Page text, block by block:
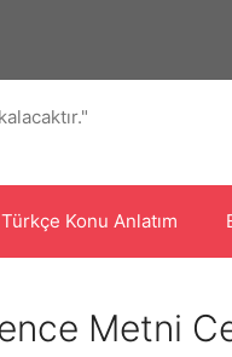
Konu Anlatım
Metni